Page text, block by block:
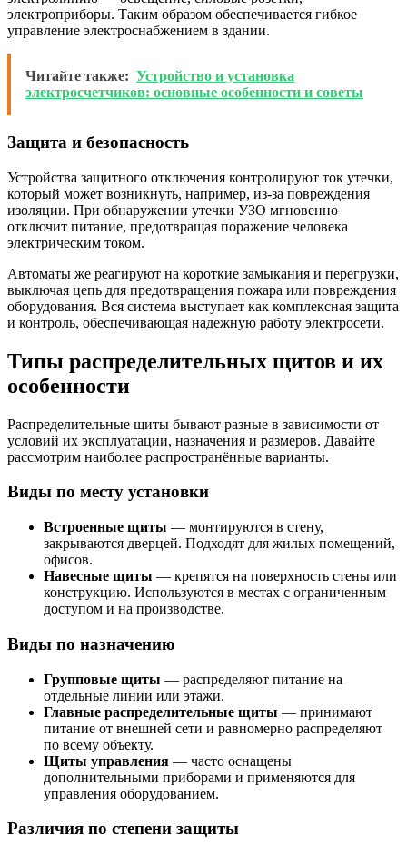
электроприборы. Таким образом обеспечивается гибкое
управление электроснабжением в здании.
Читайте также: Устройство и установка
электросчетчиков: основные особенности и советы
Защита и безопасность
Устройства защитного отключения контролируют ток утечки,
который может возникнуть, например, из-за повреждения
изоляции. При обнаружении утечки УЗО мгновенно
отключит питание, предотвращая поражение человека
электрическим током.
Автоматы же реагируют на короткие замыкания и перегрузки,
выключая цепь для предотвращения пожара или повреждения
оборудования. Вся система выступает как комплексная защита
и контроль, обеспечивающая надежную работу электросети.
Типы распределительных щитов и их
особенности
Распределительные щиты бывают разные в зависимости от
условий их эксплуатации, назначения и размеров. Давайте
рассмотрим наиболее распространённые варианты.
Виды по месту установки
Встроенные щиты — монтируются в стену,
закрываются дверцей. Подходят для жилых помещений,
офисов.
Навесные щиты — крепятся на поверхность стены или
конструкцию. Используются в местах с ограниченным
доступом и на производстве.
Виды по назначению
Групповые щиты — распределяют питание на
отдельные линии или этажи.
Главные распределительные щиты — принимают
питание от внешней сети и равномерно распределяют
по всему объекту.
Щиты управления — часто оснащены
дополнительными приборами и применяются для
управления оборудованием.
Различия по степени защиты